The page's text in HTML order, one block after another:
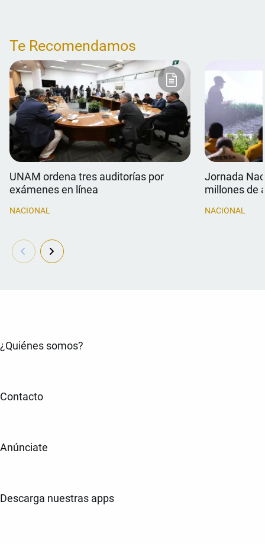
Te Recomendamos
UNAM ordena tres auditorías por
exámenes en línea
NACIONAL
Jornada
millones de
NACIONAL
¿Quiénes somos?
Contacto
Anúnciate
Descarga nuestras apps